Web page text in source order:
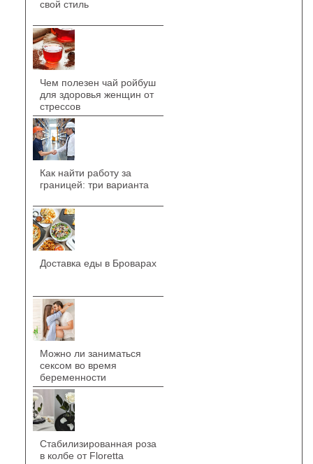
свой стиль
Чем полезен чай ройбуш
для здоровья женщин от
стрессов
Как найти работу за
границей: три варианта
Доставка еды в Броварах
Можно ли заниматься
сексом во время
беременности
Стабилизированная роза
в колбе от Floretta